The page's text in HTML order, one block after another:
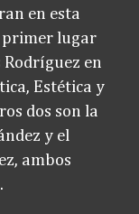
en esta
primer lugar
Rodríguez en
Estética y
dos son la
y el
ambos